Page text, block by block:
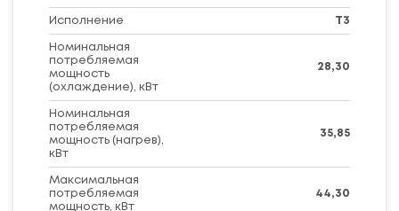
Исполнение T3
Номинальная
потребляемая
мощность
(охлаждение), кВт
28,30
Номинальная
потребляемая
мощность (нагрев),
кВт
35,85
Максимальная
потребляемая
мощность, кВт
44,30